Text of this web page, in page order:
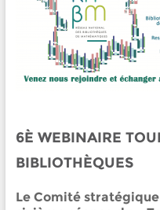
6È WEBINAIRE
BIBLIOTHÈQUES
Le Comité